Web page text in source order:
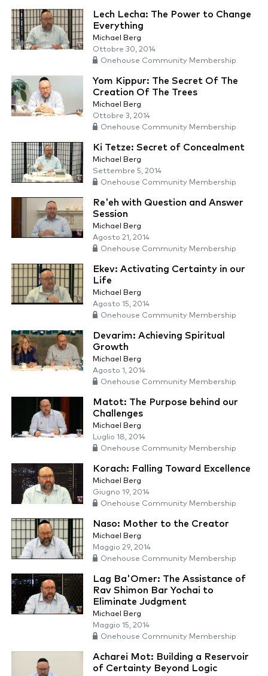
Lech Lecha: The Power to Change
Everything
Michael Berg
Ottobre 30, 2014
Onehouse Community Membership
Yom Kippur: The Secret Of The
Creation Of The Trees
Michael Berg
Ottobre 3, 2014
Onehouse Community Membership
Ki Tetze: Secret of Concealment
Michael Berg
Settembre 5, 2014
Onehouse Community Membership
Re'eh with Question and Answer
Session
Michael Berg
Agosto 21, 2014
Onehouse Community Membership
Ekev: Activating Certainty in our
Life
Michael Berg
Agosto 15, 2014
Onehouse Community Membership
Devarim: Achieving Spiritual
Growth
Michael Berg
Agosto 1, 2014
Onehouse Community Membership
Matot: The Purpose behind our
Challenges
Michael Berg
Luglio 18, 2014
Onehouse Community Membership
Korach: Falling Toward Excellence
Michael Berg
Giugno 19, 2014
Onehouse Community Membership
Naso: Mother to the Creator
Michael Berg
Maggio 29, 2014
Onehouse Community Membership
Lag Ba'Omer: The Assistance of
Rav Shimon Bar Yochai to
Eliminate Judgment
Michael Berg
Maggio 15, 2014
Onehouse Community Membership
Acharei Mot: Building a Reservoir
of Certainty Beyond Logic